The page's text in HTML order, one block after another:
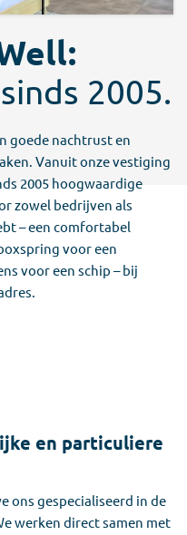
2005.
goede nachtrust en
Vanuit onze vestiging
2005 hoogwaardige
zowel bedrijven als
– een comfortabel
voor een
voor een schip – bij
en particuliere
ons gespecialiseerd in de
werken direct samen met